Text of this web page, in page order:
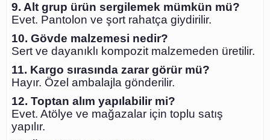
9. Alt grup ürün sergilemek mümkün mü?
Evet. Pantolon ve şort rahatça giydirilir.
10. Gövde malzemesi nedir?
Sert ve dayanıklı kompozit malzemeden üretilir.
11. Kargo sırasında zarar görür mü?
Hayır. Özel ambalajla gönderilir.
12. Toptan alım yapılabilir mi?
Evet. Atölye ve mağazalar için toplu satış
yapılır.